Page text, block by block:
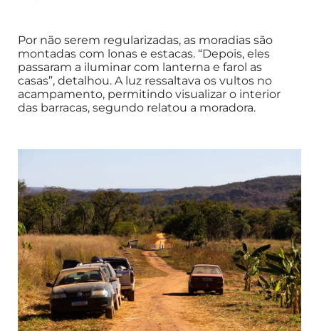
Por não serem regularizadas, as moradias são
montadas com lonas e estacas. “Depois, eles
passaram a iluminar com lanterna e farol as
casas”, detalhou. A luz ressaltava os vultos no
acampamento, permitindo visualizar o interior
das barracas, segundo relatou a moradora.